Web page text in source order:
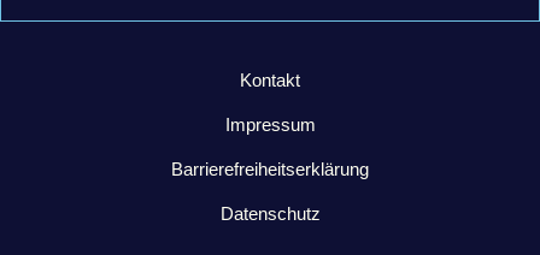
Kontakt
Impressum
Barrierefreiheitserklärung
Datenschutz